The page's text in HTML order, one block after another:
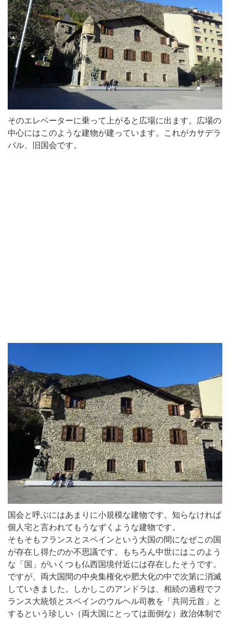
そのエレベーターに乗って上がると広場に出ます。広場の
中心にはこのような建物が建っています。これがカサデラ
バル、旧国会です。
国会と呼ぶにはあまりに小規模な建物です。知らなければ
個人宅と言われてもうなずくような建物です。
そもそもフランスとスペインという大国の間になぜこの国
が存在し得たのか不思議です。もちろん中世にはこのよう
な「国」がいくつも仏西国境付近には存在したそうです。
ですが、両大国間の中央集権化や肥大化の中で次第に消滅
していきました。しかしこのアンドラは、相続の過程でフ
ランス大統領とスペインのウルヘル司教を「共同元首」と
するという珍しい（両大国にとっては面倒な）政治体制で